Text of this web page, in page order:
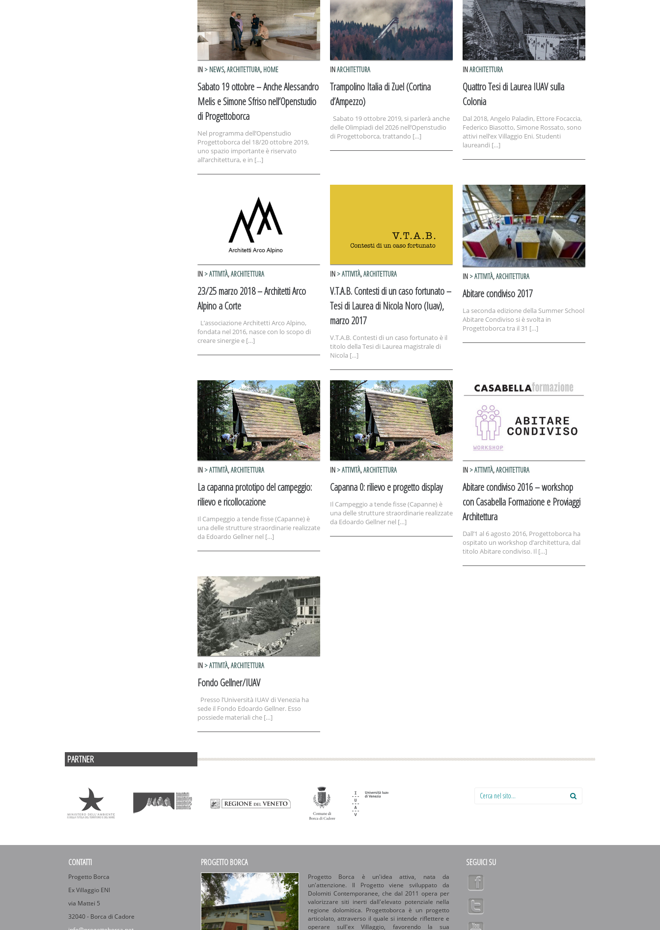
IN > NEWS,ARCHITETTURA, HOME
Sabato 19 ottobre – Anche Alessandro
Melis e Simone Sfriso nell’Openstudio
di Progettoborca
Nel programma dell’Openstudio
Progettoborca del 18/20 ottobre 2019,
uno spazio importante è riservato
all’architettura, e in […]
INARCHITETTURA
Trampolino Italia di Zuel (Cortina
d’Ampezzo)
Sabato 19 ottobre 2019, si parlerà anche
delle Olimpiadi del 2026 nell’Openstudio
di Progettoborca, trattando […]
INARCHITETTURA
Quattro Tesi di Laurea IUAV sulla
Colonia
Dal 2018, Angelo Paladin, Ettore Focaccia,
Federico Biasotto, Simone Rossato, sono
attivi nell’ex Villaggio Eni. Studenti
laureandi […]
IN > ATTIVITÀ,ARCHITETTURA
23/25 marzo 2018 – Architetti Arco
Alpino a Corte
L’associazione Architetti Arco Alpino,
fondata nel 2016, nasce con lo scopo di
creare sinergie e […]
IN > ATTIVITÀ,ARCHITETTURA
V.T.A.B. Contesti di un caso fortunato –
Tesi di Laurea di Nicola Noro (Iuav),
marzo 2017
V.T.A.B. Contesti di un caso fortunato è il
titolo della Tesi di Laurea magistrale di
Nicola […]
IN > ATTIVITÀ,ARCHITETTURA
Abitare condiviso 2017
La seconda edizione della Summer School
Abitare Condiviso si è svolta in
Progettoborca tra il 31 […]
IN > ATTIVITÀ,ARCHITETTURA
La capanna prototipo del campeggio:
rilievo e ricollocazione
Il Campeggio a tende fisse (Capanne) è
una delle strutture straordinarie realizzate
da Edoardo Gellner nel […]
IN > ATTIVITÀ,ARCHITETTURA
Capanna 0: rilievo e progetto display
Il Campeggio a tende fisse (Capanne) è
una delle strutture straordinarie realizzate
da Edoardo Gellner nel […]
IN > ATTIVITÀ,ARCHITETTURA
Abitare condiviso 2016 – workshop
con Casabella Formazione e Proviaggi
Architettura
Dall’1 al 6 agosto 2016, Progettoborca ha
ospitato un workshop d’architettura, dal
titolo Abitare condiviso. Il […]
IN > ATTIVITÀ,ARCHITETTURA
Fondo Gellner/IUAV
Presso l’Università IUAV di Venezia ha
sede il Fondo Edoardo Gellner. Esso
possiede materiali che […]
PARTNER
Cerca nel sito:
CONTATTI
Progetto Borca
Ex Villaggio ENI
via Mattei 5
32040 - Borca di Cadore
PROGETTO BORCA
Progetto Borca è un'idea attiva, nata da
un'attenzione. Il Progetto viene sviluppato da
Dolomiti Contemporanee, che dal 2011 opera per
valorizzare siti inerti dall'elevato potenziale nella
regione dolomitica. Progettoborca è un progetto
articolato, attraverso il quale si intende riflettere e
operare sull'ex Villaggio, favorendo la sua
SEGUICI SU